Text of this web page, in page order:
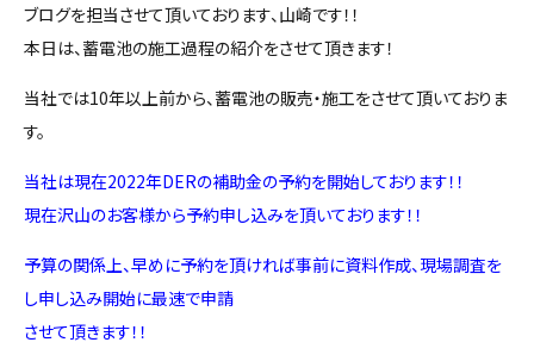
ブログを担当させて頂いております、山崎です！！
本日は、蓄電池の施工過程の紹介をさせて頂きます！
当社では10年以上前から、蓄電池の販売・施工をさせて頂いておりま
す。
当社は現在2022年DERの補助金の予約を開始しております！！
現在沢山のお客様から予約申し込みを頂いております！！
予算の関係上、早めに予約を頂ければ事前に資料作成、現場調査を
し申し込み開始に最速で申請
させて頂きます！！